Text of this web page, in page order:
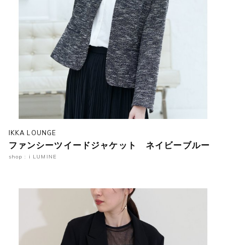
IKKA LOUNGE
ファンシーツイードジャケット ネイビーブルー
shop : i LUMINE